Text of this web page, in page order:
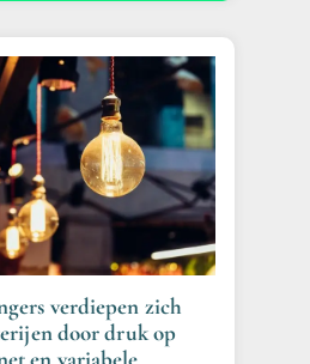
verdiepen zich
door druk op
en variabele